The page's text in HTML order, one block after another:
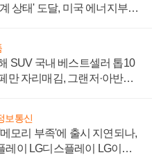
상태' 도달, 미국 에너지부
SUV 국내 베스트셀러 톱10
만 자리매김, 그랜저·아반떼
보통신
모리 부족'에 출시 지연되나,
레이 LG디스플레이 LG이노